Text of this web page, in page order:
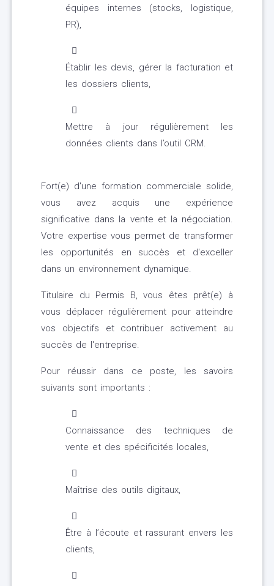
équipes internes (stocks, logistique,
PR),
Établir les devis, gérer la facturation et
les dossiers clients,
Mettre à jour régulièrement les
données clients dans l’outil CRM.
Fort(e) d'une formation commerciale solide,
vous avez acquis une expérience
significative dans la vente et la négociation.
Votre expertise vous permet de transformer
les opportunités en succès et d'exceller
dans un environnement dynamique.
Titulaire du Permis B, vous êtes prêt(e) à
vous déplacer régulièrement pour atteindre
vos objectifs et contribuer activement au
succès de l'entreprise.
Pour réussir dans ce poste, les savoirs
suivants sont importants :
Connaissance des techniques de
vente et des spécificités locales,
Maîtrise des outils digitaux,
Être à l’écoute et rassurant envers les
clients,